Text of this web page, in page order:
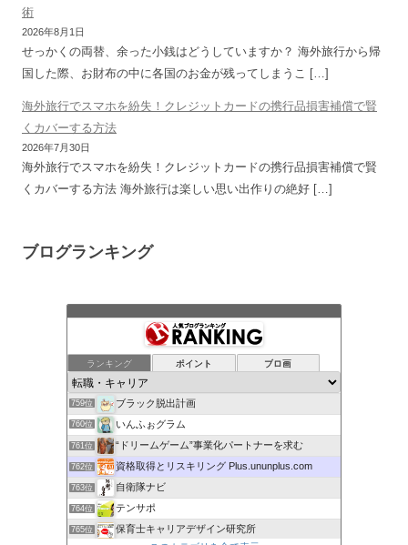
術
2026年8月1日
せっかくの両替、余った小銭はどうしていますか？ 海外旅行から帰
国した際、お財布の中に各国のお金が残ってしまうこ […]
海外旅行でスマホを紛失！クレジットカードの携行品損害補償で賢
くカバーする方法
2026年7月30日
海外旅行でスマホを紛失！クレジットカードの携行品損害補償で賢
くカバーする方法 海外旅行は楽しい思い出作りの絶好 […]
ブログランキング
ランキング ポイント ブロ画
755位 公務員[合格サプリ]合格者が教える勉強法
社会人マナーをスタバから学ぶ！
757位 再び働こうと思った時に読む応援ブログ
758位 Okashira Blog
759位 ブラック脱出計画
760位 いんふぉグラム
761位 “ドリームゲーム”事業化パートナーを求む
762位 資格取得とリスキリング Plus.ununplus.com
763位 自衛隊ナビ
764位 テンサポ
765位
保育士キャリアデザイン研究所